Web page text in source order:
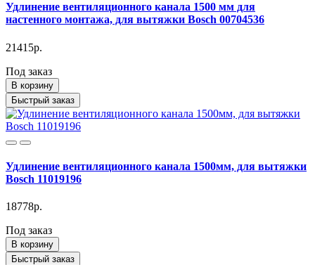
Удлинение вентиляционного канала 1500 мм для
настенного монтажа, для вытяжки Bosch 00704536
21415р.
Под заказ
В корзину
Быстрый заказ
Удлинение вентиляционного канала 1500мм, для вытяжки
Bosch 11019196
18778р.
Под заказ
В корзину
Быстрый заказ